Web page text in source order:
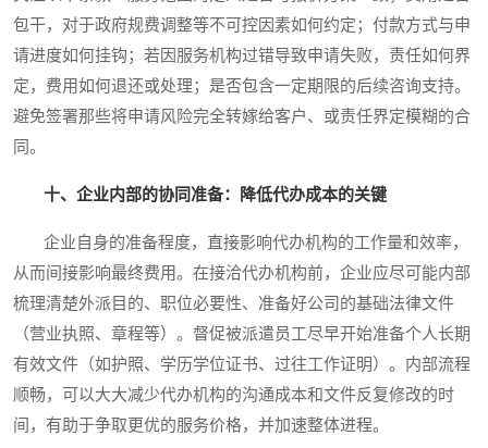
包干，对于政府规费调整等不可控因素如何约定；付款方式与申
请进度如何挂钩；若因服务机构过错导致申请失败，责任如何界
定，费用如何退还或处理；是否包含一定期限的后续咨询支持。
避免签署那些将申请风险完全转嫁给客户、或责任界定模糊的合
同。
十、企业内部的协同准备：降低代办成本的关键
企业自身的准备程度，直接影响代办机构的工作量和效率，
从而间接影响最终费用。在接洽代办机构前，企业应尽可能内部
梳理清楚外派目的、职位必要性、准备好公司的基础法律文件
（营业执照、章程等）。督促被派遣员工尽早开始准备个人长期
有效文件（如护照、学历学位证书、过往工作证明）。内部流程
顺畅，可以大大减少代办机构的沟通成本和文件反复修改的时
间，有助于争取更优的服务价格，并加速整体进程。